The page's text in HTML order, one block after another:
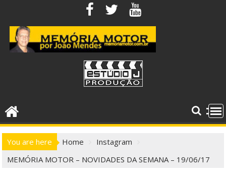
content
You are here Home
Instagram
MEMÓRIA MOTOR – NOVIDADES DA SEMANA – 19/06/17